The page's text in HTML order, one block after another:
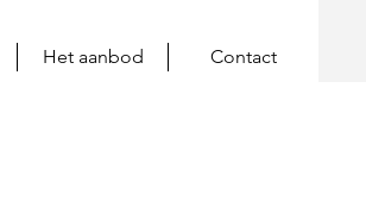
Het aanbod Contact